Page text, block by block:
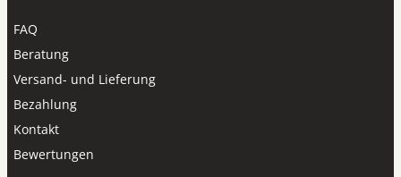
FAQ
Beratung
Versand- und Lieferung
Bezahlung
Kontakt
Bewertungen